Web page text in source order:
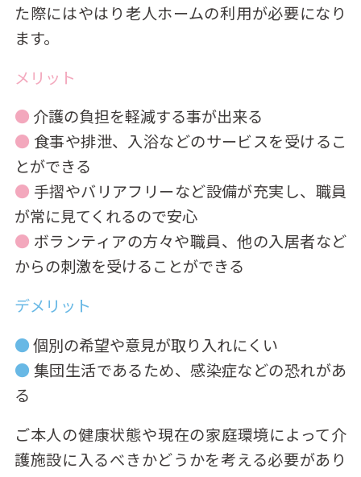
た際にはやはり老人ホームの利用が必要になり
ます。
メリット
● 介護の負担を軽減する事が出来る
● 食事や排泄、入浴などのサービスを受けるこ
とができる
● 手摺やバリアフリーなど設備が充実し、職員
が常に見てくれるので安心
● ボランティアの方々や職員、他の入居者など
からの刺激を受けることができる
デメリット
●個別の希望や意見が取り入れにくい
● 集団生活であるため、感染症などの恐れがあ
る
ご本人の健康状態や現在の家庭環境によって介
護施設に入るべきかどうかを考える必要があり